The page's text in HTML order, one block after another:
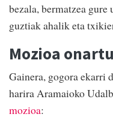
bezala, bermatzea
guztiak ahalik eta
Mozioa
Gainera, gogora ekarri
harira Aramaioko
mozioa: